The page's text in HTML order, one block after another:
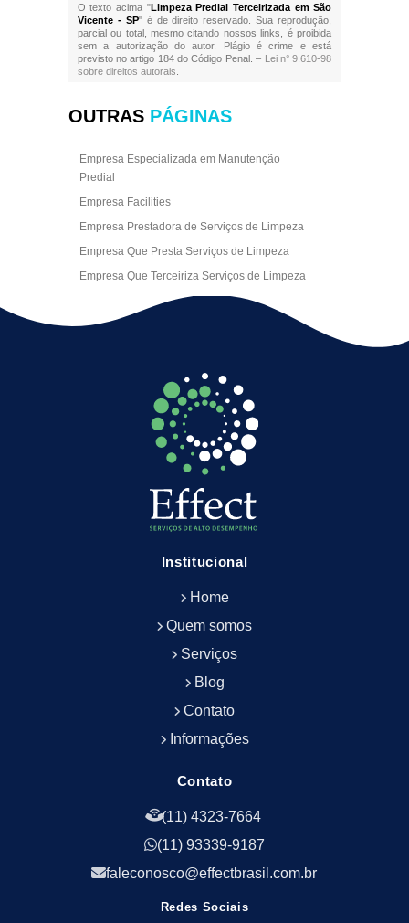
O texto acima "Limpeza Predial Terceirizada em São
Vicente - SP" é de direito reservado. Sua reprodução,
parcial ou total, mesmo citando nossos links, é proibida
sem a autorização do autor. Plágio é crime e está
previsto no artigo 184 do Código Penal. – Lei n° 9.610-98
sobre direitos autorais
OUTRAS PÁGINAS
Empresa Especializada em Manutenção
Predial
Empresa Facilities
Empresa Prestadora de Serviços de Limpeza
Empresa Que Presta Serviços de Limpeza
Empresa Que Terceiriza Serviços de Limpeza
Empresa Terceirizada de Portaria
Empresa de Facilities
Empresa de Limpeza Empresarial
Empresa de Limpeza Predial
Empresa de Limpeza Predial Terceirizada
Empresa de Limpeza de Escritório
Empresa de Limpeza de Fachada
Empresa de Limpeza de Fachadas
Empresa de Limpeza e Conservação Predial
Empresa de Portaria e Controlador de Acesso
Empresa de Portaria e Limpeza
Empresa de Serviços Terceirizados
Empresa de Terceirização de Portaria
Empresa de Terceirização de Serviços de
Empresa de Terceirização de Serviços de
Empresa de Zeladoria e Portaria
Empresas Terceirizadas Recepção
Empresas de Jardinagem para Condomínios
Institucional
Home
Quem somos
Serviços
Blog
Contato
Informações
Contato
(11) 4323-7664
(11) 93339-9187
faleconosco@effectbrasil.com.br
Redes Sociais